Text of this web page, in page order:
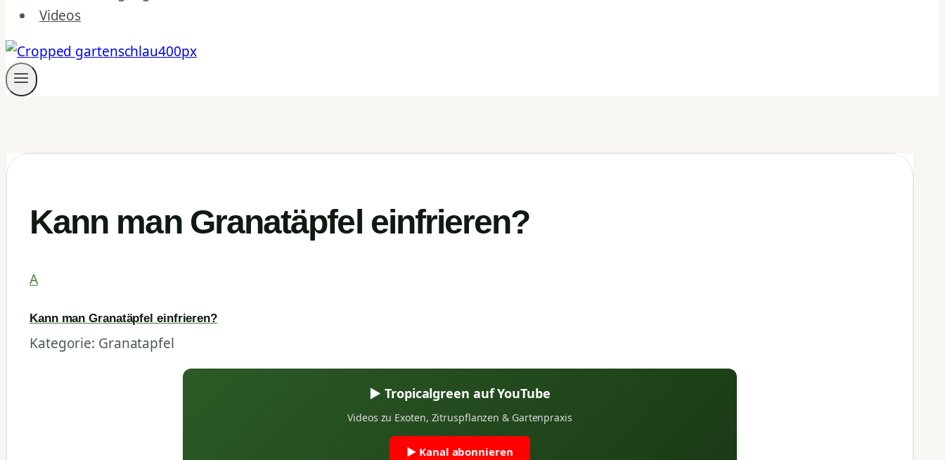
Videos
Kann man Granatäpfel einfrieren?
A
Kann man Granatäpfel einfrieren?
Kategorie: Granatapfel
▶ Tropicalgreen auf YouTube
Videos zu Exoten, Zitruspflanzen & Gartenpraxis
▶ Kanal abonnieren